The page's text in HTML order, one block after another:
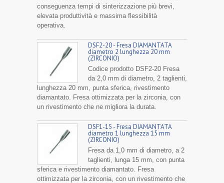
conseguenza tempi di sinterizzazione più brevi,
elevata produttività e massima flessibilità
operativa.
DSF2-20 - Fresa DIAMANTATA
diametro 2 lunghezza 20 mm
(ZIRCONIO)
Codice prodotto DSF2-20 Fresa
da 2,0 mm di diametro, 2 taglienti,
lunghezza 20 mm, punta sferica, rivestimento
diamantato. Fresa ottimizzata per la zirconia, con
un rivestimento che ne migliora la durata.
DSF1-15 - Fresa DIAMANTATA
diametro 1 lunghezza 15 mm
(ZIRCONIO)
Fresa da 1,0 mm di diametro, a 2
taglienti, lunga 15 mm, con punta
sferica e rivestimento diamantato. Fresa
ottimizzata per la zirconia, con un rivestimento che